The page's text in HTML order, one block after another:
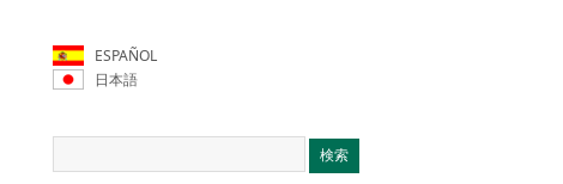
ESPAÑOL
日本語